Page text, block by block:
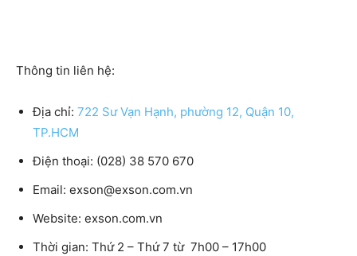
Thông tin liên hệ:
Địa chỉ: 722 Sư Vạn Hạnh, phường 12, Quận 10,
TP.HCM
Điện thoại: (028) 38 570 670
Email: exson@exson.com.vn
Website: exson.com.vn
Thời gian: Thứ 2 – Thứ 7 từ 7h00 – 17h00